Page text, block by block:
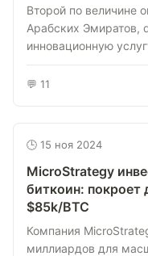
Второй по величине
Арабских Эмиратов,
инновационную
💬 11
🕒 15 ноя 2024
MicroStrategy
биткоин: покроет
$85k/BTC
Компания
миллиардов для